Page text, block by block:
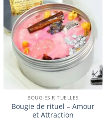
BOUGIES RITUELLES
Bougie de rituel – Amour
et Attraction